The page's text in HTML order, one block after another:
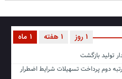
1 ماه 1 هفته 1 روز
تولید بازگشت
دوم پرداخت تسهیلات شرایط اضطرار